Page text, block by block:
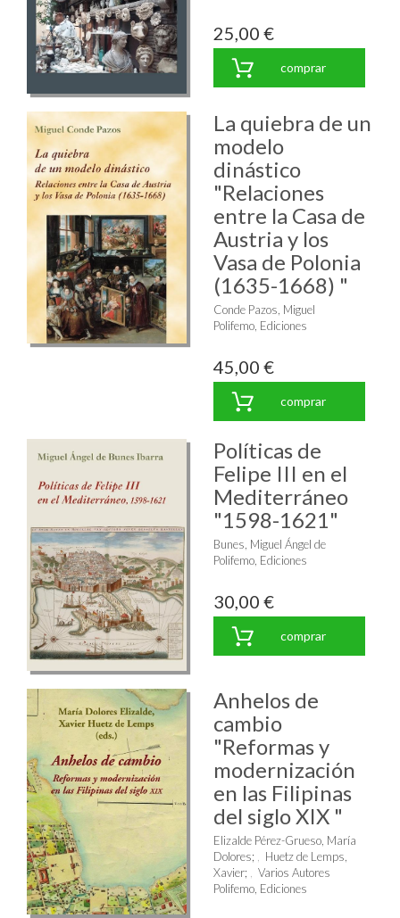
25,00 €
comprar
La quiebra de un
modelo
dinástico
"Relaciones
entre la Casa de
Austria y los
Vasa de Polonia
(1635-1668) "
Conde Pazos, Miguel
Polifemo, Ediciones
45,00 €
comprar
Políticas de
Felipe III en el
Mediterráneo
"1598-1621"
Bunes, Miguel Ángel de
Polifemo, Ediciones
30,00 €
comprar
Anhelos de
cambio
"Reformas y
modernización
en las Filipinas
del siglo XIX "
Elizalde Pérez-Grueso, María
Dolores;
Huetz de Lemps,
Xavier;
Varios Autores
Polifemo, Ediciones